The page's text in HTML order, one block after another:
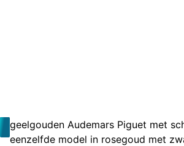
geelgouden Audemars Piguet met
eenzelfde model in rosegoud met